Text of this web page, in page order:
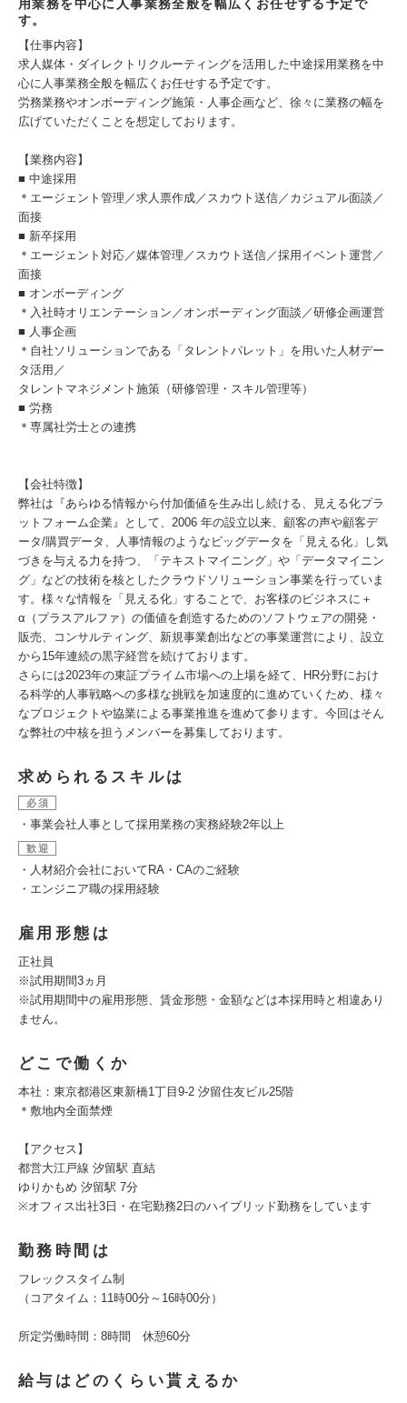
用業務を中心に人事業務全般を幅広くお任せする予定で
す。
【仕事内容】
求人媒体・ダイレクトリクルーティングを活用した中途採用業務を中
心に人事業務全般を幅広くお任せする予定です。
労務業務やオンボーディング施策・人事企画など、徐々に業務の幅を
広げていただくことを想定しております。
【業務内容】
■ 中途採用
＊エージェント管理／求人票作成／スカウト送信／カジュアル面談／
面接
■ 新卒採用
＊エージェント対応／媒体管理／スカウト送信／採用イベント運営／
面接
■ オンボーディング
＊入社時オリエンテーション／オンボーディング面談／研修企画運営
■ 人事企画
＊自社ソリューションである「タレントパレット」を用いた人材デー
タ活用／
タレントマネジメント施策（研修管理・スキル管理等）
■ 労務
＊専属社労士との連携
【会社特徴】
弊社は『あらゆる情報から付加価値を生み出し続ける、見える化プラ
ットフォーム企業』として、2006 年の設立以来、顧客の声や顧客デ
ータ/購買データ、人事情報のようなビッグデータを「見える化」し気
づきを与える力を持つ、「テキストマイニング」や「データマイニン
グ」などの技術を核としたクラウドソリューション事業を行っていま
す。様々な情報を「見える化」することで、お客様のビジネスに＋
α（プラスアルファ）の価値を創造するためのソフトウェアの開発・
販売、コンサルティング、新規事業創出などの事業運営により、設立
から15年連続の黒字経営を続けております。
さらには2023年の東証プライム市場への上場を経て、HR分野におけ
る科学的人事戦略への多様な挑戦を加速度的に進めていくため、様々
なプロジェクトや協業による事業推進を進めて参ります。今回はそん
な弊社の中核を担うメンバーを募集しております。
求められるスキルは
必須
・事業会社人事として採用業務の実務経験2年以上
歓迎
・人材紹介会社においてRA・CAのご経験
・エンジニア職の採用経験
雇用形態は
正社員
※試用期間3ヵ月
※試用期間中の雇用形態、賃金形態・金額などは本採用時と相違あり
ません。
どこで働くか
本社：東京都港区東新橋1丁目9-2 汐留住友ビル25階
＊敷地内全面禁煙
【アクセス】
都営大江戸線 汐留駅 直結
ゆりかもめ 汐留駅 7分
※オフィス出社3日・在宅勤務2日のハイブリッド勤務をしています
勤務時間は
フレックスタイム制
（コアタイム：11時00分～16時00分）
所定労働時間：8時間 休憩60分
給与はどのくらい貰えるか